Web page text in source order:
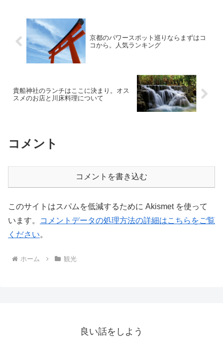
京都のパワースポット巡りならまずはコ
コから。人気ランキング
貴船神社のランチはここに決まり。オス
スメのお店と川床料理について
コメント
コメントを書き込む
このサイトはスパムを低減するために Akismet を使って
います。
コメントデータの処理方法の詳細はこちらをご覧
ください。
ホーム 観光
良い話をしよう